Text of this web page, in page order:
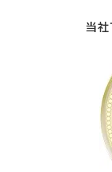
当社